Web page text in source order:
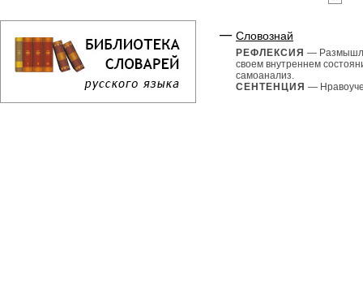
Словознай
РЕФЛЕКСИЯ —
своем внутреннем
самоанализ.
СЕНТЕНЦИЯ —